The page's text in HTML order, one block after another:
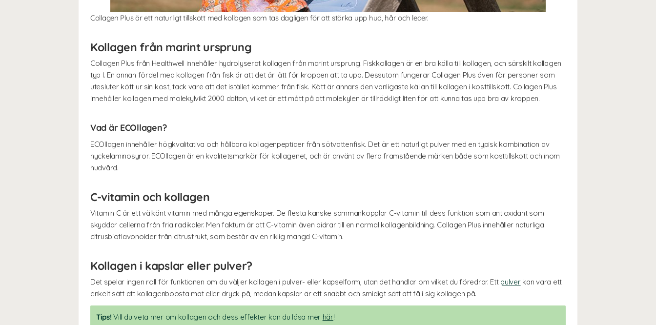
Collagen Plus är ett naturligt tillskott med kollagen som tas dagligen för att stärka upp hud, hår och leder.
Kollagen från marint ursprung
Collagen Plus från Healthwell innehåller hydrolyserat kollagen från marint ursprung. Fiskkollagen är en bra källa till kollagen, och särskilt kollagen
typ I. En annan fördel med kollagen från fisk är att det är lätt för kroppen att ta upp. Dessutom fungerar Collagen Plus även för personer som
utesluter kött ur sin kost, tack vare att det istället kommer från fisk. Kött är annars den vanligaste källan till kollagen i kosttillskott. Collagen Plus
innehåller kollagen med molekylvikt 2000 dalton, vilket är ett mått på att molekylen är tillräckligt liten för att kunna tas upp bra av kroppen.
Vad är ECOllagen?
ECOllagen innehåller högkvalitativa och hållbara kollagenpeptider från sötvattenfisk. Det är ett naturligt pulver med en typisk kombination av
nyckelaminosyror. ECOllagen är en kvalitetsmarkör för kollagenet, och är använt av flera framstående märken både som kosttillskott och inom
hudvård.
C-vitamin och kollagen
Vitamin C är ett välkänt vitamin med många egenskaper. De flesta kanske sammankopplar C-vitamin till dess funktion som antioxidant som
skyddar cellerna från fria radikaler. Men faktum är att C-vitamin även bidrar till en normal kollagenbildning. Collagen Plus innehåller naturliga
citrusbioflavonoider från citrusfrukt, som består av en riklig mängd C-vitamin.
Kollagen i kapslar eller pulver?
Det spelar ingen roll för funktionen om du väljer kollagen i pulver- eller kapselform, utan det handlar om vilket du föredrar. Ett pulverkan vara ett
enkelt sätt att kollagenboosta mat eller dryck på, medan kapslar är ett snabbt och smidigt sätt att få i sig kollagen på.
Tips! Vill du veta mer om kollagen och dess effekter kan du läsa mer här!